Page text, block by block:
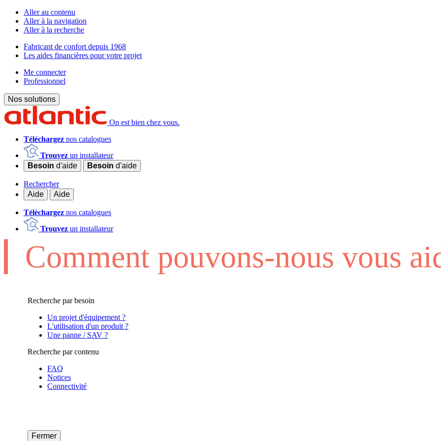
Aller au contenu
Aller à la navigation
Aller à la recherche
Fabricant de confort depuis 1968
Les aides financières pour votre projet
Me connecter
Professionnel
Nos solutions
On est bien chez vous.
Téléchargez nos catalogues
Trouvez un installateur
Besoin d'aide Besoin d'aide
Rechercher
Aide
Aide
Téléchargez nos catalogues
Trouvez un installateur
Comment pouvons-nous vous
Recherche par besoin
Un projet d'équipement ?
L'utilisation d'un produit ?
Une panne / SAV ?
Recherche par contenu
FAQ
Notices
Connectivité
Fermer